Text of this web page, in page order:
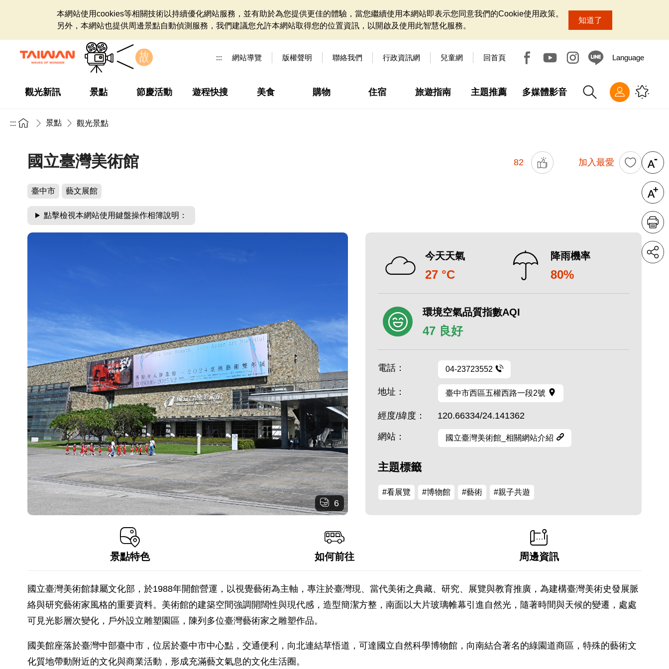
本網站使用cookies等相關技術以持續優化網站服務，並有助於為您提供更佳的體驗，當您繼續使用本網站即表示您同意我們的Cookie使用政策。
另外，本網站也提供周邊景點自動偵測服務，我們建議您允許本網站取得您的位置資訊，以開啟及使用此智慧化服務。
知道了
::: 網站導覽 版權聲明 聯絡我們 行政資訊網 兒童網 回首頁 Language
觀光新訊 景點 節慶活動 遊程快搜 美食 購物 住宿 旅遊指南 主題推薦 多媒體影音
::: 景點 觀光景點
國立臺灣美術館 82 加入最愛
臺中市 藝文展館
點擊檢視本網站使用鍵盤操作相簿說明：
6
今天天氣
27 °C
降雨機率
80%
環境空氣品質指數AQI
47 良好
電話： 04-23723552
地址： 臺中市西區五權西路一段2號
經度/緯度： 120.66334/24.141362
網站： 國立臺灣美術館_相關網站介紹
主題標籤
#看展覽 #博物館 #藝術 #親子共遊
景點特色 如何前往 周邊資訊
國立臺灣美術館隸屬文化部，於1988年開館營運，以視覺藝術為主軸，專注於臺灣現、當代美術之典藏、研究、展覽與教育推廣，為建構臺灣美術史發展脈
絡與研究藝術家風格的重要資料。美術館的建築空間強調開闊性與現代感，造型簡潔方整，南面以大片玻璃帷幕引進自然光，隨著時間與天候的變遷，處處
可見光影層次變化，戶外設立雕塑園區，陳列多位臺灣藝術家之雕塑作品。
國美館座落於臺灣中部臺中市，位居於臺中市中心點，交通便利，向北連結草悟道，可達國立自然科學博物館，向南結合著名的綠園道商區，特殊的藝術文
化質地帶動附近的文化與商業活動，形成充滿藝文氣息的文化生活圈。